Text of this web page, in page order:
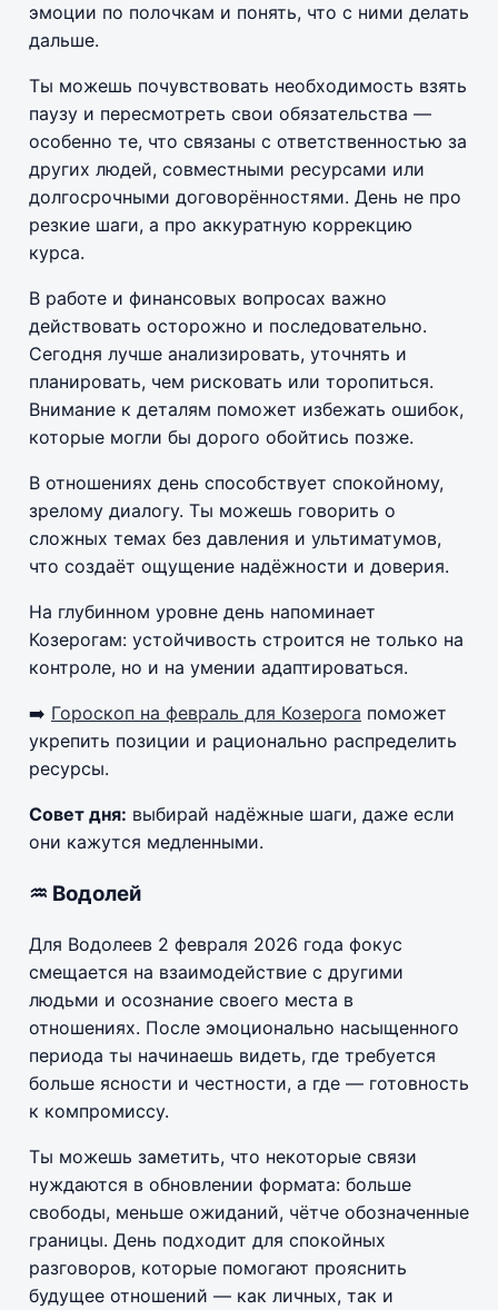
эмоции по полочкам и понять, что с ними делать
дальше.
Ты можешь почувствовать необходимость взять
паузу и пересмотреть свои обязательства —
особенно те, что связаны с ответственностью за
других людей, совместными ресурсами или
долгосрочными договорённостями. День не про
резкие шаги, а про аккуратную коррекцию
курса.
В работе и финансовых вопросах важно
действовать осторожно и последовательно.
Сегодня лучше анализировать, уточнять и
планировать, чем рисковать или торопиться.
Внимание к деталям поможет избежать ошибок,
которые могли бы дорого обойтись позже.
В отношениях день способствует спокойному,
зрелому диалогу. Ты можешь говорить о
сложных темах без давления и ультиматумов,
что создаёт ощущение надёжности и доверия.
На глубинном уровне день напоминает
Козерогам: устойчивость строится не только на
контроле, но и на умении адаптироваться.
➡️ Гороскоп на февраль для Козерога поможет
укрепить позиции и рационально распределить
ресурсы.
Совет дня: выбирай надёжные шаги, даже если
они кажутся медленными.
♒ Водолей
Для Водолеев 2 февраля 2026 года фокус
смещается на взаимодействие с другими
людьми и осознание своего места в
отношениях. После эмоционально насыщенного
периода ты начинаешь видеть, где требуется
больше ясности и честности, а где — готовность
к компромиссу.
Ты можешь заметить, что некоторые связи
нуждаются в обновлении формата: больше
свободы, меньше ожиданий, чётче обозначенные
границы. День подходит для спокойных
разговоров, которые помогают прояснить
будущее отношений — как личных, так и